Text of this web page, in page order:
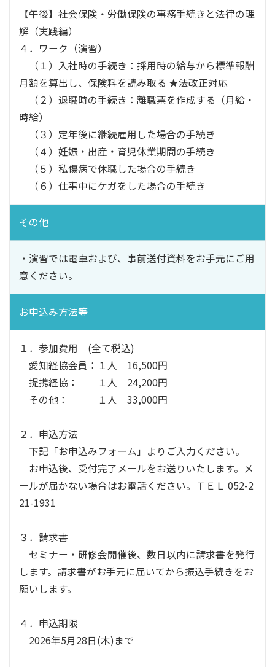
【午後】社会保険・労働保険の事務手続きと法律の理
解（実践編）
４．ワーク（演習）
（１）入社時の手続き：採用時の給与から標準報酬
月額を算出し、保険料を読み取る ★法改正対応
（２）退職時の手続き：離職票を作成する（月給・
時給）
（３）定年後に継続雇用した場合の手続き
（４）妊娠・出産・育児休業期間の手続き
（５）私傷病で休職した場合の手続き
（６）仕事中にケガをした場合の手続き
その他
・演習では電卓および、事前送付資料をお手元にご用
意ください。
お申込み方法等
１．参加費用 (全て税込)
愛知経協会員：１人 16,500円
提携経協： １人 24,200円
その他： １人 33,000円
２．申込方法
下記「お申込みフォーム」よりご入力ください。
お申込後、受付完了メールをお送りいたします。メ
ールが届かない場合はお電話ください。ＴＥＬ 052-2
21-1931
３．請求書
セミナー・研修会開催後、数日以内に請求書を発行
します。請求書がお手元に届いてから振込手続きをお
願いします。
４．申込期限
2026年5月28日(木)まで